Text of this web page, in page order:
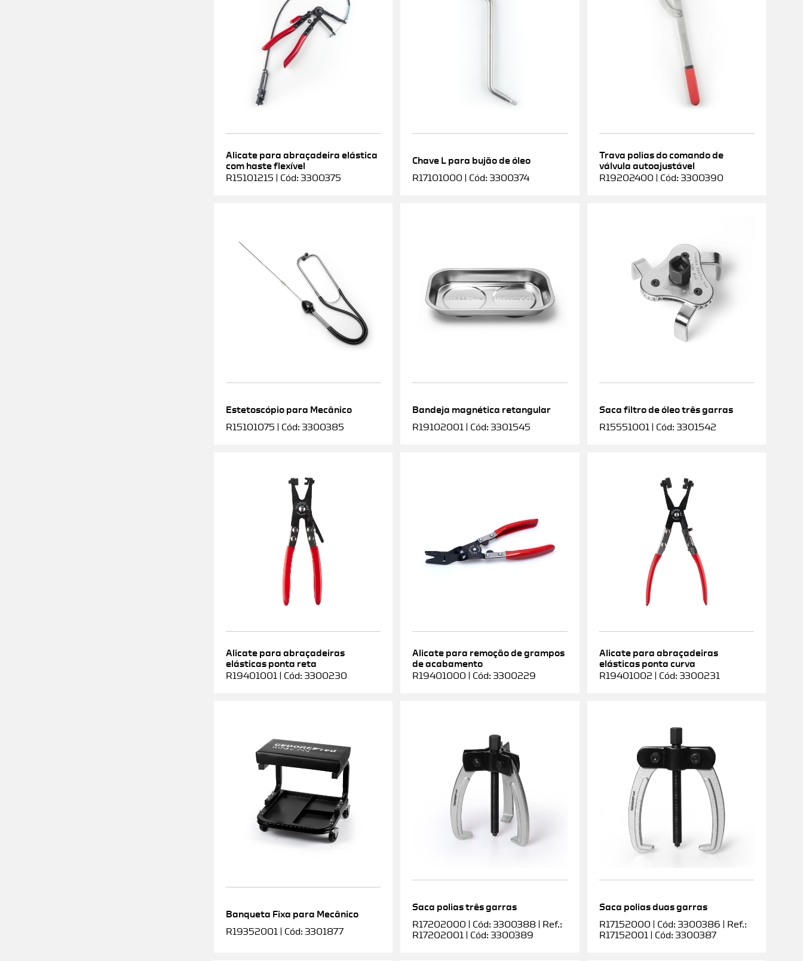
Alicate para abraçadeira elástica
com haste flexível
R15101215 | Cód: 3300375
Chave L para bujão de óleo
R17101000 | Cód: 3300374
Trava polias do comando de
válvula autoajustável
R19202400 | Cód: 3300390
Estetoscópio para Mecânico
R15101075 | Cód: 3300385
Bandeja magnética retangular
R19102001 | Cód: 3301545
Saca filtro de óleo três garras
R15551001 | Cód: 3301542
Alicate para abraçadeiras
elásticas ponta reta
R19401001 | Cód: 3300230
Alicate para remoção de grampos
de acabamento
R19401000 | Cód: 3300229
Alicate para abraçadeiras
elásticas ponta curva
R19401002 | Cód: 3300231
Banqueta Fixa para Mecânico
R19352001 | Cód: 3301877
Saca polias três garras
R17202000 | Cód: 3300388 | Ref.:
R17202001 | Cód: 3300389
Saca polias duas garras
R17152000 | Cód: 3300386 | Ref.:
R17152001 | Cód: 3300387